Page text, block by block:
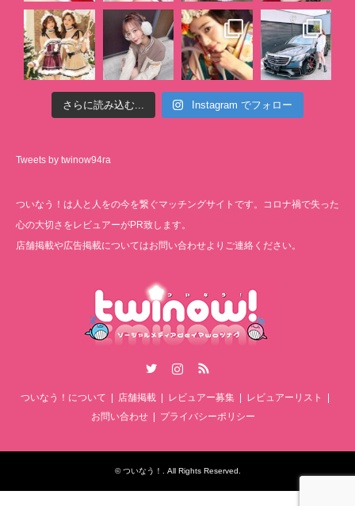
さらに読み込む... Instagram でフォロー
Tweets by twinow94ra
ついなう！は人と人をの今を繋ぐマッチングサイトです。コロナ禍で失った
心の大切さをレビュアーがPR致します。
店舗掲載や広告掲載についてはお問い合わせよりご連絡ください。
ついなう！について 店舗掲載 レビュアー募集
レビュアーリスト
お問い合わせ
プライバシーポリシー
©ついなう！ . All Rights Reserved.